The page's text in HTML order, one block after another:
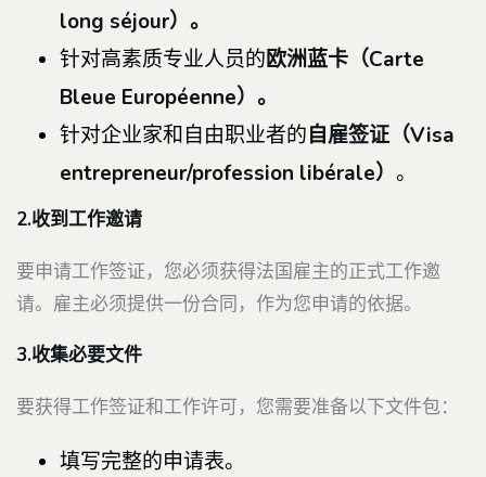
long séjour）。
针对高素质专业人员的欧洲蓝卡（Carte
Bleue Européenne）。
针对企业家和自由职业者的自雇签证（Visa
entrepreneur/profession libérale） 。
2.收到工作邀请
要申请工作签证，您必须获得法国雇主的正式工作邀
请。雇主必须提供一份合同，作为您申请的依据。
3.收集必要文件
要获得工作签证和工作许可，您需要准备以下文件包：
填写完整的申请表。